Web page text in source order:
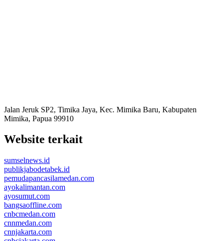
Jalan Jeruk SP2, Timika Jaya, Kec. Mimika Baru, Kabupaten
Mimika, Papua 99910
Website terkait
sumselnews.id
publikjabodetabek.id
pemudapancasilamedan.com
ayokalimantan.com
ayosumut.com
bangsaoffline.com
cnbcmedan.com
cnnmedan.com
cnnjakarta.com